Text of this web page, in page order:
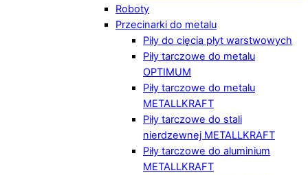
Roboty
Przecinarki do metalu
Piły do cięcia płyt warstwowych
Piły tarczowe do metalu
OPTIMUM
Piły tarczowe do metalu
METALLKRAFT
Piły tarczowe do stali
nierdzewnej METALLKRAFT
Piły tarczowe do aluminium
METALLKRAFT